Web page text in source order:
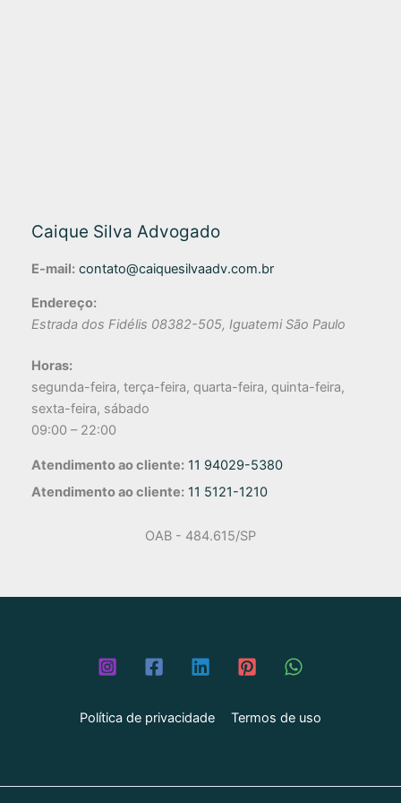
Caique Silva Advogado
E-mail: contato@caiquesilvaadv.com.br
Endereço:
Estrada dos Fidélis 08382-505, Iguatemi São Paulo
Horas:
segunda-feira, terça-feira, quarta-feira, quinta-feira,
sexta-feira, sábado
09:00 – 22:00
Atendimento ao cliente: 11 94029-5380
Atendimento ao cliente: 11 5121-1210
OAB - 484.615/SP
Política de privacidade Termos de uso